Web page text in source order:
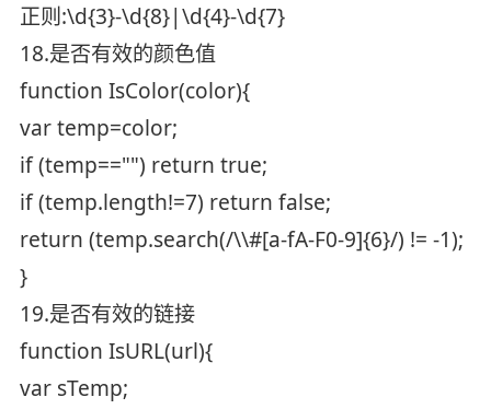
正则:\d{3}-\d{8}|\d{4}-\d{7}
18.是否有效的颜色值
function IsColor(color){
var temp=color;
if (temp=="") return true;
if (temp.length!=7) return false;
return (temp.search(/\\#[a-fA-F0-9]{6}/) != -1);
}
19.是否有效的链接
function IsURL(url){
var sTemp;